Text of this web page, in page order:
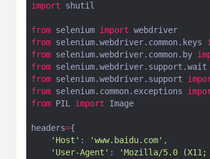
import
shutil
from selenium import webdriver
from selenium.webdriver.common.keys
from selenium.webdriver.common.by
from selenium.webdriver.support.wait
from selenium.webdriver.support
from selenium.common.exceptions
from PIL import Image
headers={
'Host' : 'www.baidu.com' ,
'User-Agent' : 'Mozilla/5.0 (X11;